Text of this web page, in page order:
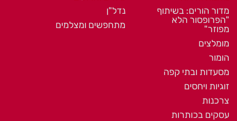
מדור הורים: בשיתוף
"הפרופסור הלא
מפוזר"
מומלצים
הומור
מסעדות ובתי קפה
זוגיות ויחסים
צרכנות
עסקים בכותרות
נדל"ן
מתחפשים ומצלמים